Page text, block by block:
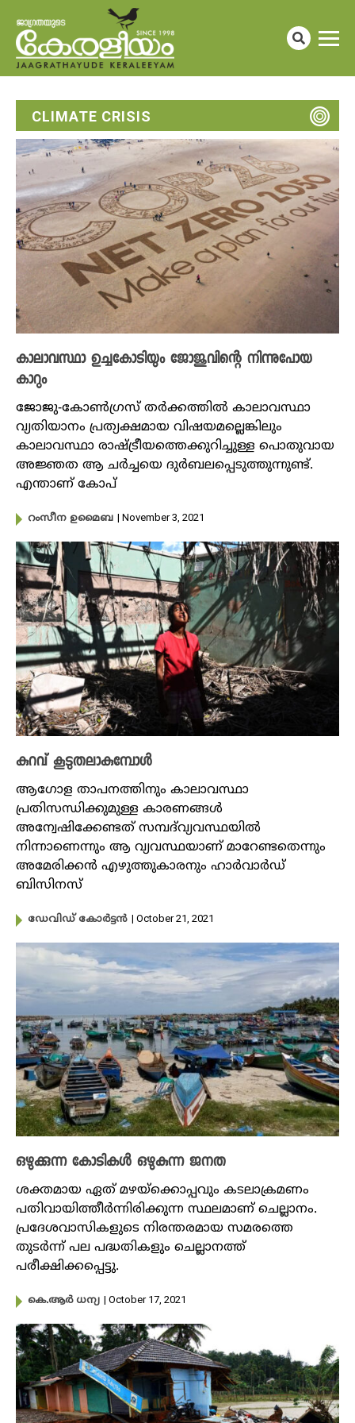
CLIMATE CRISIS
കാലാവസ്ഥാ ഉച്ചകോടിയും ജോജുവിന്റെ നിന്നുപോയ
കാറും
ജോജു-കോൺ​ഗ്രസ് തർക്കത്തിൽ കാലാവസ്ഥാ
വ്യതിയാനം പ്രത്യക്ഷമായ വിഷയമല്ലെങ്കിലും
കാലാവസ്ഥാ രാഷ്ട്രീയത്തെക്കുറിച്ചുള്ള പൊതുവായ
അജ്ഞത ആ ചർച്ചയെ ദുർബലപ്പെടുത്തുന്നുണ്ട്.
എന്താണ് കോപ്
റംസീന ഉമൈബ | November 3, 2021
കുറവ് കൂടുതലാകുമ്പോൾ
ആ​ഗോള താപനത്തിനും കാലാവസ്ഥാ
പ്രതിസന്ധിക്കുമുള്ള കാരണങ്ങൾ
അന്വേഷിക്കേണ്ടത് സമ്പദ്‌വ്യവസ്ഥയിൽ
നിന്നാണെന്നും ആ വ്യവസ്ഥയാണ് മാറേണ്ടതെന്നും
അമേരിക്കൻ എഴുത്തുകാരനും ഹാർവാർഡ്
ബിസിനസ്
ഡേവിഡ് കോർട്ടൻ | October 21, 2021
ഒഴുക്കുന്ന കോടികൾ ഒഴുകുന്ന ജനത
ശക്തമായ ഏത് മഴയ്‌ക്കൊപ്പവും കടലാക്രമണം
പതിവായിത്തീർന്നിരിക്കുന്ന സ്ഥലമാണ് ചെല്ലാനം.
പ്രദേശവാസികളുടെ നിരന്തരമായ സമരത്തെ
തുടര്‍ന്ന് പല പദ്ധതികളും ചെല്ലാനത്ത്
പരീക്ഷിക്കപ്പെട്ടു.
കെ.ആർ ധന്യ | October 17, 2021